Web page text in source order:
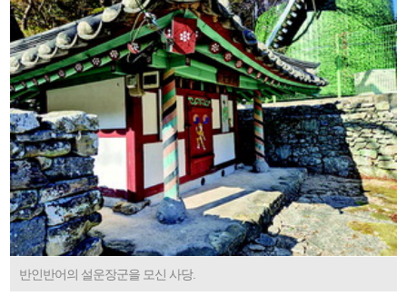
반인반어의 설운장군을 모신 사당.